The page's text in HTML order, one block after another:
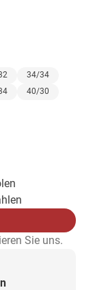
34/34
40/30
Sie uns.